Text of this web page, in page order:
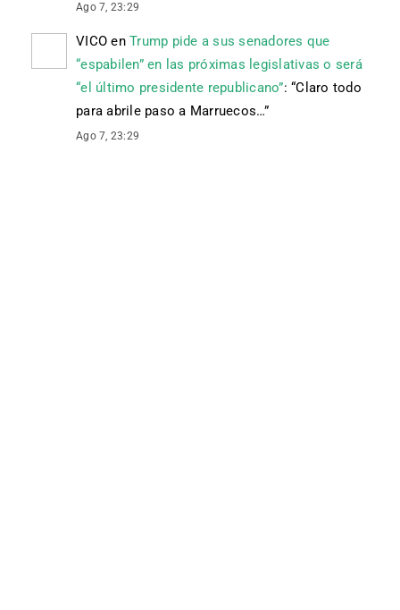
Ago 7, 23:29
VICO en Trump pide a sus senadores que
“espabilen” en las próximas legislativas o será
“el último presidente republicano”: “Claro todo
para abrile paso a Marruecos…”
Ago 7, 23:29